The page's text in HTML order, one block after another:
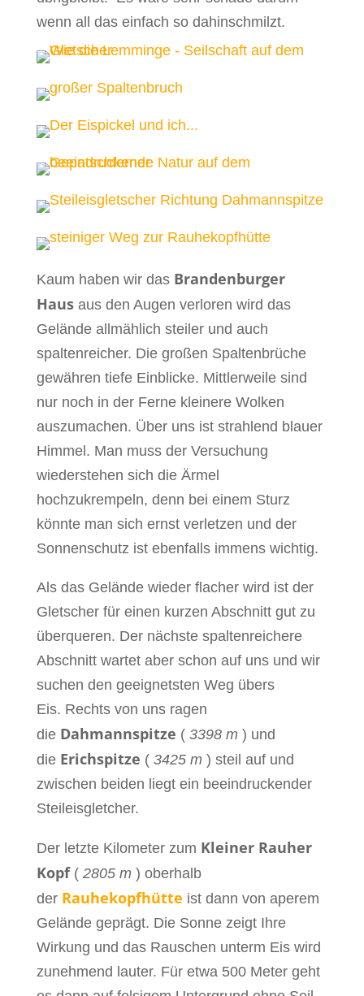
wenn all das einfach so dahinschmilzt.
Kaum haben wir das Brandenburger
Haus aus den Augen verloren wird das
Gelände allmählich steiler und auch
spaltenreicher. Die großen Spaltenbrüche
gewähren tiefe Einblicke. Mittlerweile sind
nur noch in der Ferne kleinere Wolken
auszumachen. Über uns ist strahlend blauer
Himmel. Man muss der Versuchung
wiederstehen sich die Ärmel
hochzukrempeln, denn bei einem Sturz
könnte man sich ernst verletzen und der
Sonnenschutz ist ebenfalls immens wichtig.
Als das Gelände wieder flacher wird ist der
Gletscher für einen kurzen Abschnitt gut zu
überqueren. Der nächste spaltenreichere
Abschnitt wartet aber schon auf uns und wir
suchen den geeignetsten Weg übers
Eis. Rechts von uns ragen
die Dahmannspitze ( 3398 m ) und
die Erichspitze ( 3425 m ) steil auf und
zwischen beiden liegt ein beeindruckender
Steileisgletcher.
Der letzte Kilometer zum Kleiner Rauher
Kopf ( 2805 m ) oberhalb
der Rauhekopfhütte ist dann von aperem
Gelände geprägt. Die Sonne zeigt Ihre
Wirkung und das Rauschen unterm Eis wird
zunehmend lauter. Für etwa 500 Meter geht